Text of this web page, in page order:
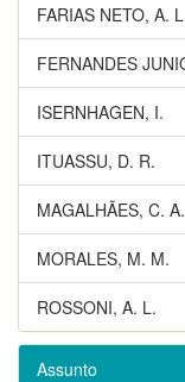
FARIAS NETO, A.
FERNANDES
ISERNHAGEN, I.
ITUASSU, D. R.
MAGALHÃES, C.
MORALES, M. M.
ROSSONI, A. L.
Assunto